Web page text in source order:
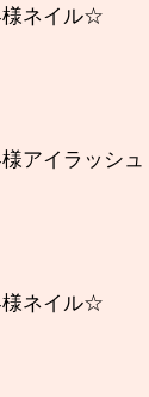
様ネイル☆
アイラッシュ
様ネイル☆